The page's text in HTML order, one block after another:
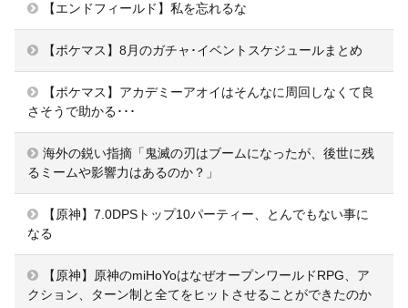
【エンドフィールド】私を忘れるな
【ポケマス】8月のガチャ･イベントスケジュールまとめ
【ポケマス】アカデミーアオイはそんなに周回しなくて良
さそうで助かる･･･
海外の鋭い指摘「鬼滅の刃はブームになったが、後世に残
るミームや影響力はあるのか？」
【原神】7.0DPSトップ10パーティー、とんでもない事に
なる
【原神】原神のmiHoYoはなぜオープンワールドRPG、ア
クション、ターン制と全てをヒットさせることができたのか